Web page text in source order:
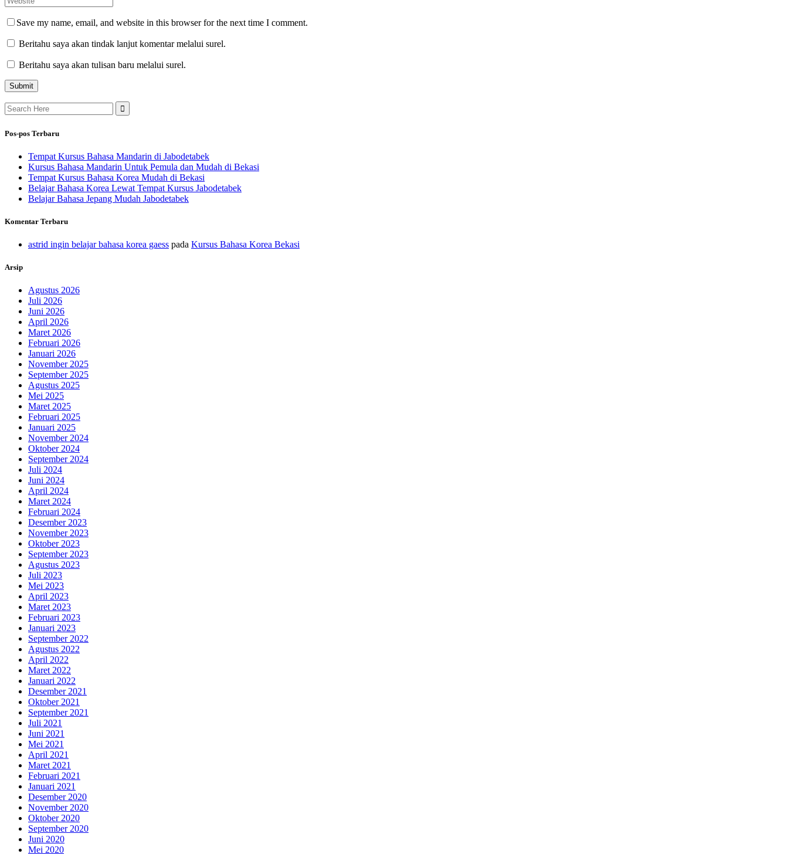
Save my name, email, and website in this browser for the next time I comment.
Beritahu saya akan tindak lanjut komentar melalui surel.
Beritahu saya akan tulisan baru melalui surel.
Search
for:
Pos-pos Terbaru
Tempat Kursus Bahasa Mandarin di Jabodetabek
Kursus Bahasa Mandarin Untuk Pemula dan Mudah di Bekasi
Tempat Kursus Bahasa Korea Mudah di Bekasi
Belajar Bahasa Korea Lewat Tempat Kursus Jabodetabek
Belajar Bahasa Jepang Mudah Jabodetabek
Komentar Terbaru
astrid ingin belajar bahasa korea gaess pada Kursus Bahasa Korea Bekasi
Arsip
Agustus 2026
Juli 2026
Juni 2026
April 2026
Maret 2026
Februari 2026
Januari 2026
November 2025
September 2025
Agustus 2025
Mei 2025
Maret 2025
Februari 2025
Januari 2025
November 2024
Oktober 2024
September 2024
Juli 2024
Juni 2024
April 2024
Maret 2024
Februari 2024
Desember 2023
November 2023
Oktober 2023
September 2023
Agustus 2023
Juli 2023
Mei 2023
April 2023
Maret 2023
Februari 2023
Januari 2023
September 2022
Agustus 2022
April 2022
Maret 2022
Januari 2022
Desember 2021
Oktober 2021
September 2021
Juli 2021
Juni 2021
Mei 2021
April 2021
Maret 2021
Februari 2021
Januari 2021
Desember 2020
November 2020
Oktober 2020
September 2020
Juni 2020
Mei 2020